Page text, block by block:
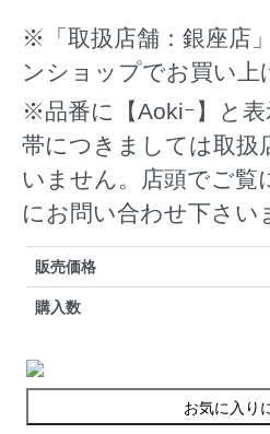
※「取扱店舗：銀座店
ンショップでお買い上
※品番に【Aokiｰ】と
帯につきましては取扱
いません。店頭でご覧
にお問い合わせ下さい
販売価格
購入数
お気に入り